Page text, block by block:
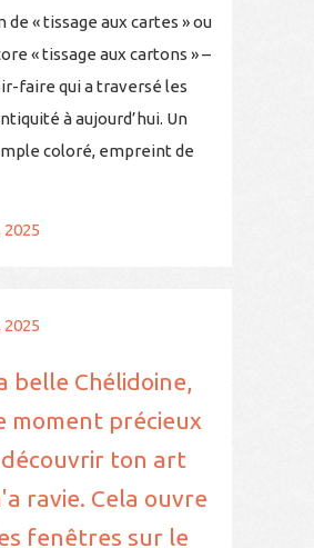
de « tissage aux cartes » ou
« tissage aux cartons » –
faire qui a traversé les
à aujourd’hui. Un
coloré, empreint de
belle Chélidoine,
moment précieux
ton art
ravie. Cela ouvre
fenêtres sur le